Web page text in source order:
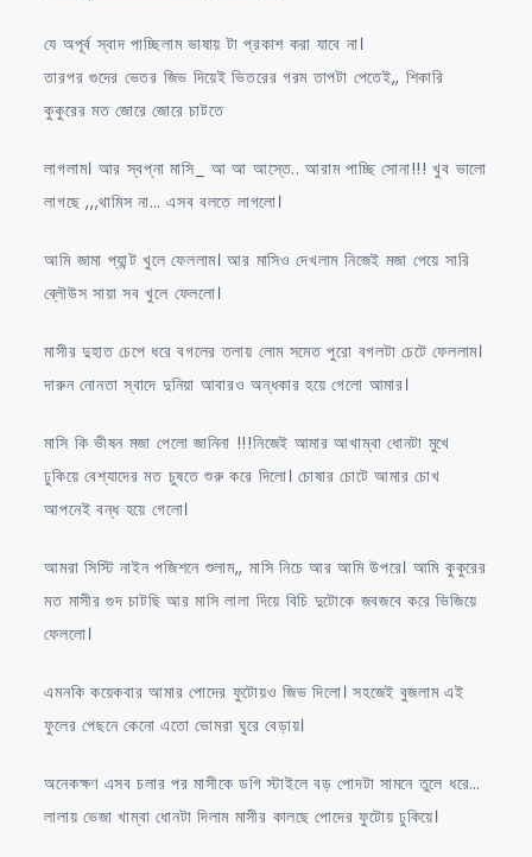
যে অপূর্ব স্বাদ পাচ্ছিলাম ভাষায় টা প্রকাশ করা যাবে না।
তারপর গুদের ভেতর জিভ দিয়েই ভিতরের গরম তাপটা পেতেই,, শিকারি
কুকুরের মত জোরে জোরে চাটতে
লাগলাম। আর স্বপ্না মাসি_ আ আ আস্তে.. আরাম পাচ্ছি সোনা!!! খুব ভালো
লাগছে ,,,থামিস না… এসব বলতে লাগলো।
আমি জামা প্যান্ট খুলে ফেললাম। আর মাসিও দেখলাম নিজেই মজা পেয়ে সারি
ব্লৌউস সায়া সব খুলে ফেললো।
মাসীর দুহাত চেপে ধরে বগলের তলায় লোম সমেত পুরো বগলটা চেটে ফেললাম।
দারুন নোনতা স্বাদে দুনিয়া আবারও অন্ধকার হয়ে গেলো আমার।
মাসি কি ভীষন মজা পেলো জানিনা !!!নিজেই আমার আখাম্বা ধোনটা মুখে
ঢুকিয়ে বেশ্যাদের মত চুষতে শুরু করে দিলো। চোষার চোটে আমার চোখ
আপনেই বন্ধ হয়ে গেলো।
আমরা সিস্টি নাইন পজিশনে শুলাম,, মাসি নিচে আর আমি উপরে। আমি কুকুরের
মত মাসীর গুদ চাটছি আর মাসি লালা দিয়ে বিচি দুটোকে জবজবে করে ভিজিয়ে
ফেললো।
এমনকি কয়েকবার আমার পোদের ফুটোয়ও জিভ দিলো। সহজেই বুজলাম এই
ফুলের পেছনে কেনো এতো ভোমরা ঘুরে বেড়ায়।
অনেকক্ষণ এসব চলার পর মাসীকে ডগি স্টাইলে বড় পোদটা সামনে তুলে ধরে…
লালায় ভেজা খাম্বা ধোনটা দিলাম মাসীর কালছে পোদের ফুটোয় ঢুকিয়ে।